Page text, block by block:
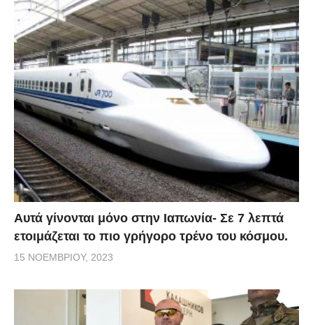
Αυτά γίνονται μόνο στην Ιαπωνία- Σε 7 λεπτά
ετοιμάζεται το πιο γρήγορο τρένο του κόσμου.
15 ΝΟΕΜΒΡΊΟΥ, 2023